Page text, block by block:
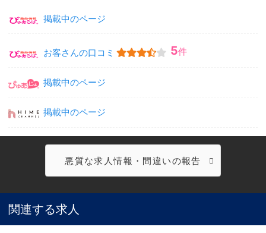
掲載中のページ
お客さんの口コミ 5件
掲載中のページ
掲載中のページ
悪質な求人情報・間違いの報告
関連する求人